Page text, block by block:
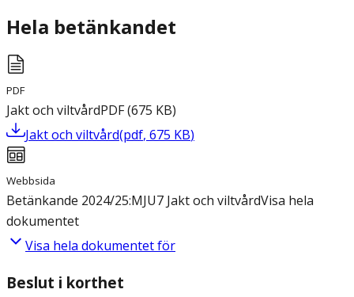
Hela betänkandet
PDF
Jakt och viltvårdPDF(675 KB)
Jakt och viltvård(pdf, 675 KB)
Webbsida
Betänkande 2024/25:MJU7 Jakt och viltvårdVisa hela
dokumentet
Visa hela dokumentet för
Beslut i korthet